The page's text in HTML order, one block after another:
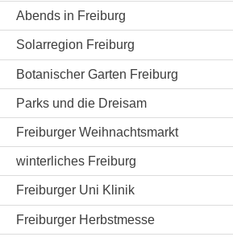
Abends in Freiburg
Solarregion Freiburg
Botanischer Garten Freiburg
Parks und die Dreisam
Freiburger Weihnachtsmarkt
winterliches Freiburg
Freiburger Uni Klinik
Freiburger Herbstmesse